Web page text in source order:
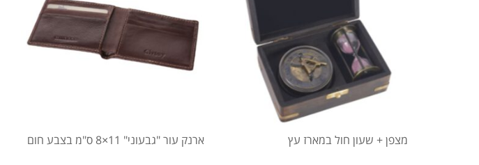
מצפן + שעון חול במארז עץ ארנק עור "גבעוני" 11×8 ס"מ בצבע חום